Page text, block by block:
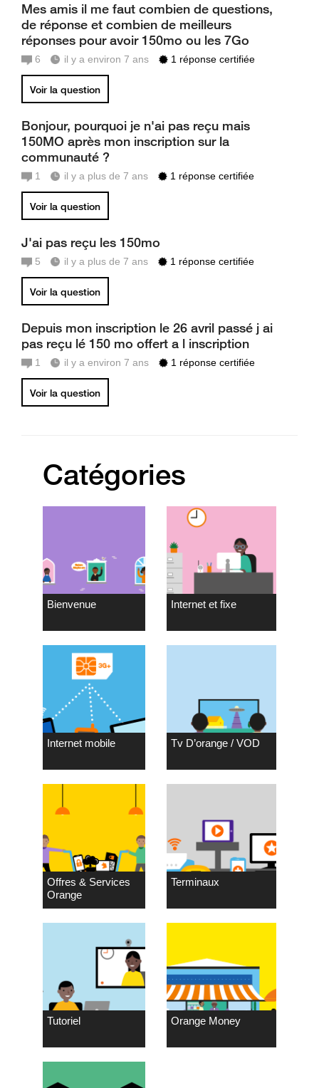
Mes amis il me faut combien de questions,
de réponse et combien de meilleurs
réponses pour avoir 150mo ou les 7Go
6 il y a environ 7 ans 1 réponse certifiée
Voir la question
Bonjour, pourquoi je n'ai pas reçu mais
150MO après mon inscription sur la
communauté ?
1 il y a plus de 7 ans 1 réponse certifiée
Voir la question
J'ai pas reçu les 150mo
5 il y a plus de 7 ans 1 réponse certifiée
Voir la question
Depuis mon inscription le 26 avril passé j ai
pas reçu lé 150 mo offert a l inscription
1 il y a environ 7 ans 1 réponse certifiée
Voir la question
Catégories
Bienvenue Internet et fixe
Internet mobile Tv D’orange / VOD
Offres & Services
Orange
Terminaux
Tutoriel Orange Money